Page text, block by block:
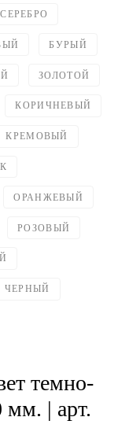
БУРЫЙ
ЗОЛОТОЙ
КОРИЧНЕВЫЙ
КРЕМОВЫЙ
ОРАНЖЕВЫЙ
РОЗОВЫЙ
ЧЕРНЫЙ
темно-
| арт.